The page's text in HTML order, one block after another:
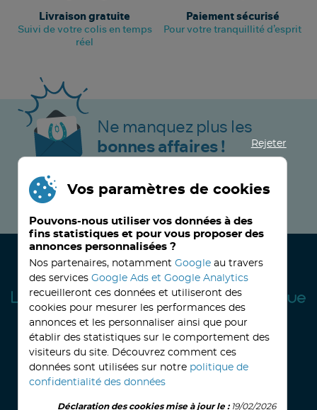
Livraison gratuite
Suivi de votre colis en temps
réel
Paiement sécurisé
Pour votre tranquillité d’esprit
Ne manquez plus les
bonnes affaires !
JE M’INSCRIS MAINTENANT !
32, avenue Haussmann33390 BLAYE
Lundi14h-18hMardi à vendredi8h30-12h00 - 14h-18h
Le Samedi9h30 - 12h30
Rejeter
Vos paramètres de cookies
Pouvons-nous utiliser vos données à des
fins statistiques et pour vous proposer des
annonces personnalisées ?
Nos partenaires, notamment Google au travers
des services Google Ads et Google Analytics
recueilleront ces données et utiliseront des
cookies pour mesurer les performances des
annonces et les personnaliser ainsi que pour
établir des statistiques sur le comportement des
visiteurs du site. Découvrez comment ces
données sont utilisées sur notre politique de
confidentialité des données
Déclaration des cookies mise à jour le :19/02/2026